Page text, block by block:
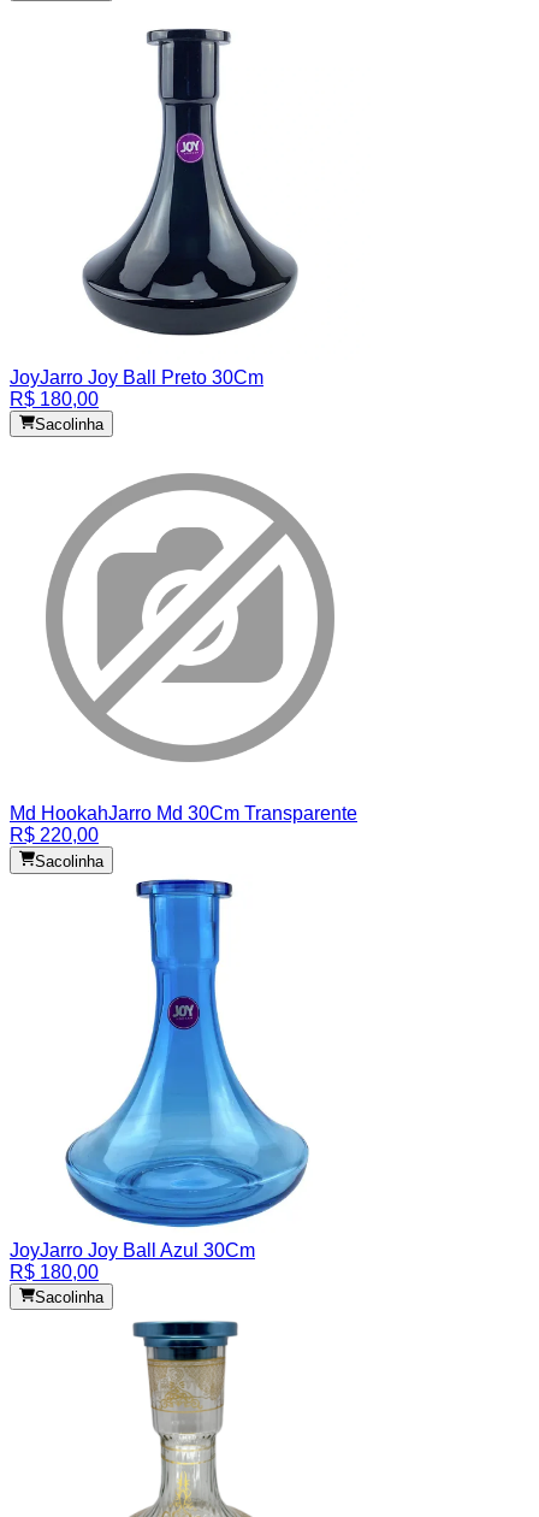
JoyJarro Joy Ball Preto 30Cm
R$ 180,00
Sacolinha
Md HookahJarro Md 30Cm Transparente
R$ 220,00
Sacolinha
JoyJarro Joy Ball Azul 30Cm
R$ 180,00
Sacolinha